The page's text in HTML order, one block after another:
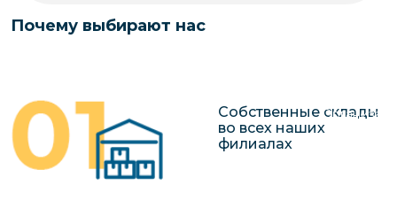
Почему выбирают нас
Собственные склады
во всех наших
филиалах